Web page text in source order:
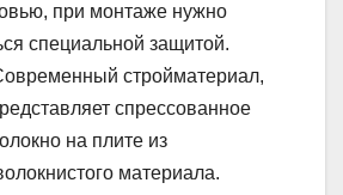
при монтаже нужно
специальной защитой.
стройматериал,
спрессованное
на плите из
материала.